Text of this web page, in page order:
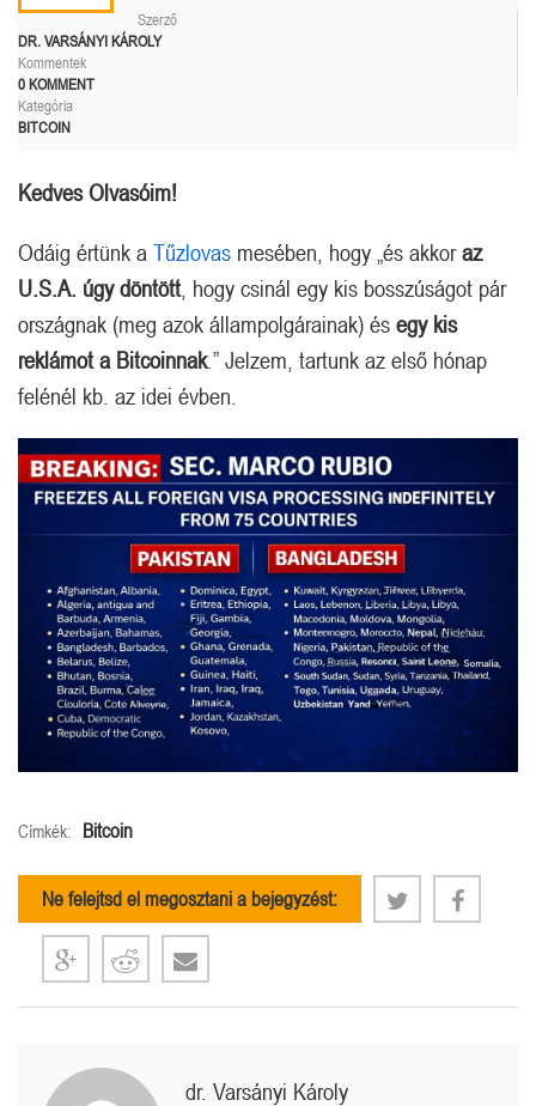
Szerző
DR. VARSÁNYI KÁROLY
Kommentek
0 KOMMENT
Kategória
BITCOIN
Kedves Olvasóim!
Odáig értünk a Tűzlovas mesében, hogy „és akkoraz
U.S.A. úgy döntött , hogy csinál egy kis bosszúságot pár
országnak (meg azok állampolgárainak) és egy kis
reklámot a Bitcoinnak.” Jelzem, tartunk az első hónap
felénél kb. az idei évben.
Címkék: Bitcoin
Ne felejtsd el megosztani a bejegyzést:
dr. Varsányi Károly